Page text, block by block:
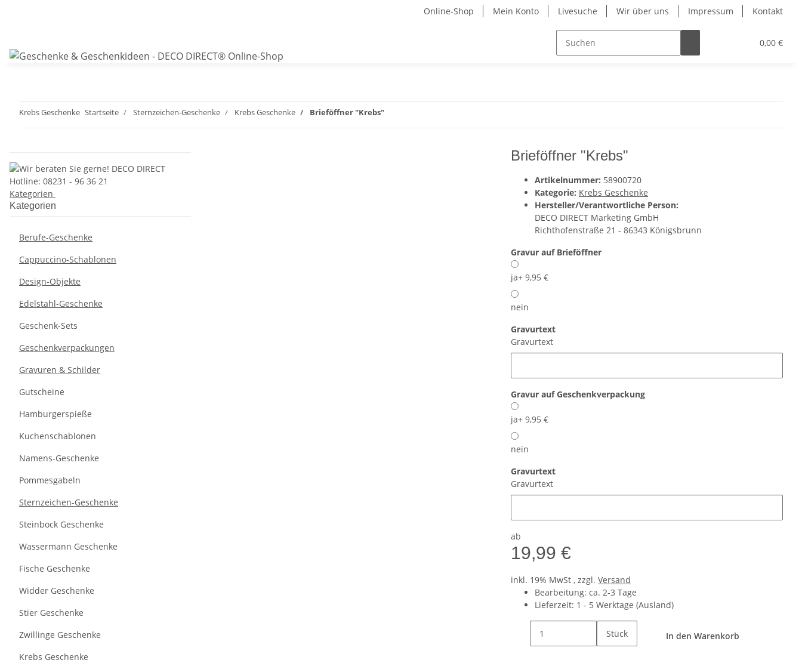
Online-Shop Mein Konto Livesuche Wir über uns Impressum Kontakt
0,00 €
Krebs Geschenke Startseite Sternzeichen-Geschenke Krebs Geschenke Brieföffner "Krebs"
Brieföffner "Krebs"
Artikelnummer: 58900720
Kategorie: Krebs Geschenke
Hersteller/Verantwortliche Person:
DECO DIRECT Marketing GmbH
Richthofenstraße 21 - 86343 Königsbrunn
Gravur auf Brieföffner
ja+ 9,95 €
nein
Gravurtext
Gravurtext
Gravur auf Geschenkverpackung
ja+ 9,95 €
nein
Gravurtext
Gravurtext
ab
19,99 €
inkl. 19% MwSt , zzgl. Versand
Bearbeitung: ca. 2-3 Tage
Lieferzeit: 1 - 5 Werktage (Ausland)
Stück In den Warenkorb
Kategorien
Kategorien
Berufe-Geschenke
Cappuccino-Schablonen
Design-Objekte
Edelstahl-Geschenke
Geschenk-Sets
Geschenkverpackungen
Gravuren & Schilder
Gutscheine
Hamburgerspieße
Kuchenschablonen
Namens-Geschenke
Pommesgabeln
Sternzeichen-Geschenke
Steinbock Geschenke
Wassermann Geschenke
Fische Geschenke
Widder Geschenke
Stier Geschenke
Zwillinge Geschenke
Krebs Geschenke